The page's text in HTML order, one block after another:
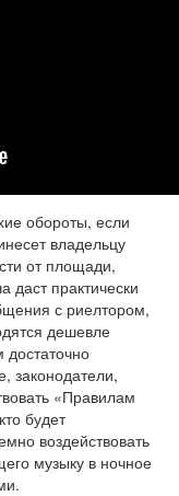
обороты, если
владельцу
от площади,
даст практически
с риелтором,
дешевле
достаточно
законодатели,
«Правилам
будет
воздействовать
музыку в ночное